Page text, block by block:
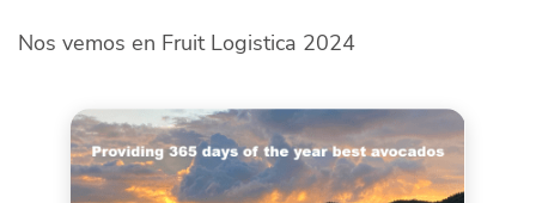
Nos vemos en Fruit Logistica 2024